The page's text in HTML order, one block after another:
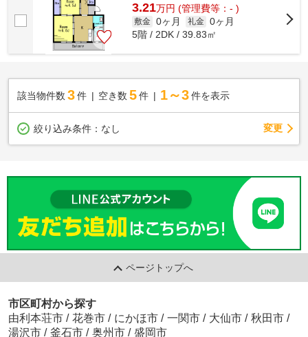
3.21万円 (管理費等：- )
敷金 0ヶ月 礼金 0ヶ月
5階 / 2DK / 39.83㎡
該当物件数 3件 空き数 5 件 1～3 件を表示
絞り込み条件： なし 変更
ページトップへ
市区町村から探す
由利本荘市 / 花巻市 / にかほ市 / 一関市 / 大仙市 / 秋田市 /
湯沢市 / 釜石市 / 奥州市 / 盛岡市